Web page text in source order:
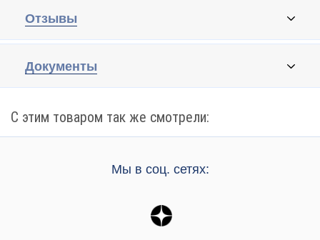
Отзывы
Документы
С этим товаром так же смотрели:
Мы в соц. сетях: